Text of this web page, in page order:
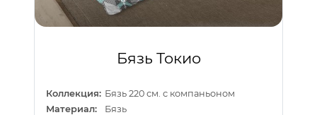
Бязь Токио
Коллекция: Бязь 220 см. с компаньоном
Материал:
Бязь